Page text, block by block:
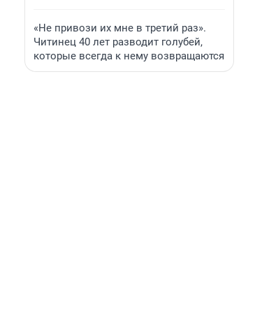
«Не привози их мне в третий раз».
Читинец 40 лет разводит голубей,
которые всегда к нему возвращаются